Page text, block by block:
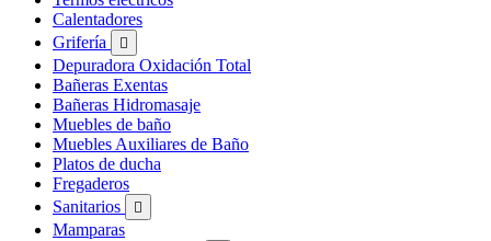
Calentadores
Grifería

Depuradora Oxidación Total
Bañeras Exentas
Bañeras Hidromasaje
Muebles de baño
Muebles Auxiliares de Baño
Platos de ducha
Fregaderos
Sanitarios

Mamparas